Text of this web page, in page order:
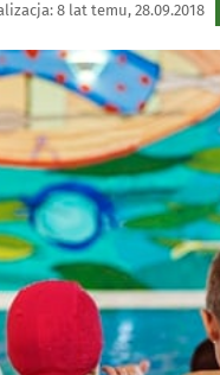
8 lat temu, 28.09.2018